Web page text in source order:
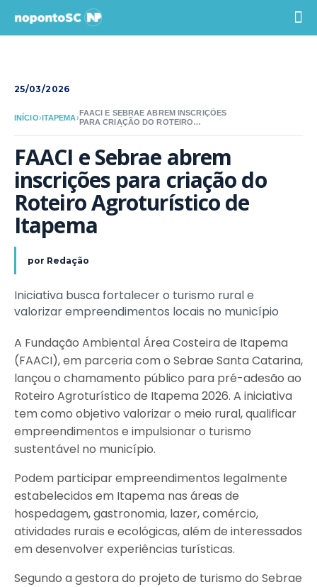
25/03/2026
INÍCIO›ITAPEMA›
FAACI E SEBRAE ABREM INSCRIÇÕES
PARA CRIAÇÃO DO ROTEIRO
FAACI e Sebrae abrem
inscrições para criação do
Roteiro Agroturístico de
Itapema
por Redação
Iniciativa busca fortalecer o turismo rural e
valorizar empreendimentos locais no município
A Fundação Ambiental Área Costeira de Itapema
(FAACI), em parceria com o Sebrae Santa Catarina,
lançou o chamamento público para pré-adesão ao
Roteiro Agroturístico de Itapema 2026. A iniciativa
tem como objetivo valorizar o meio rural, qualificar
empreendimentos e impulsionar o turismo
sustentável no município.
Podem participar empreendimentos legalmente
estabelecidos em Itapema nas áreas de
hospedagem, gastronomia, lazer, comércio,
atividades rurais e ecológicas, além de interessados
em desenvolver experiências turísticas.
Segundo a gestora do projeto de turismo do Sebrae